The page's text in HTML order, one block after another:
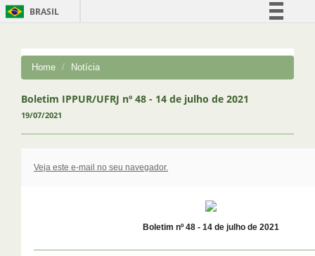
BRASIL
Comunica BR
Acesso à informação
Home Notícia
Boletim IPPUR/UFRJ nº 48 - 14 de julho de 2021
19/07/2021
Veja este e-mail no seu navegador.
Boletim nº 48 - 14 de julho de 2021